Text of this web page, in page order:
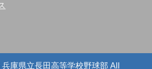
庫県立長田高等学校野球部 All